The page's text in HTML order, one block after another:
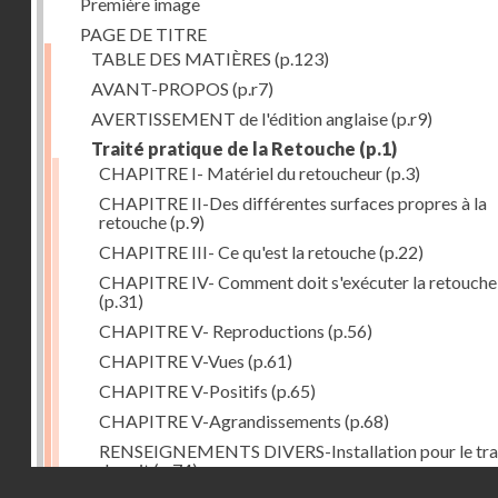
PAGE DE TITRE
TABLE DES MATIÈRES (p.123)
AVANT-PROPOS (p.r7)
AVERTISSEMENT de l'édition anglaise(p.r9)
Traité pratique de la Retouche (p.1)
CHAPITRE I- Matériel du retoucheur(p.3)
CHAPITRE II-Des différentes surfaces propres à la
retouche(p.9)
CHAPITRE III- Ce qu'est la retouche(p.22)
CHAPITRE IV- Comment doit s'exécuter la retouche
(p.31)
CHAPITRE V- Reproductions (p.56)
CHAPITRE V-Vues (p.61)
CHAPITRE V-Positifs (p.65)
CHAPITRE V-Agrandissements (p.68)
RENSEIGNEMENTS DIVERS-Installation pour le
de nuit(p.74)